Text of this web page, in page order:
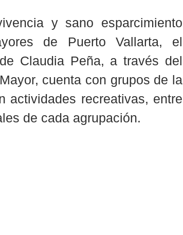
y sano esparcimiento
de Puerto Vallarta, el
Claudia Peña, a través del
cuenta con grupos de la
actividades recreativas, entre
de cada agrupación.